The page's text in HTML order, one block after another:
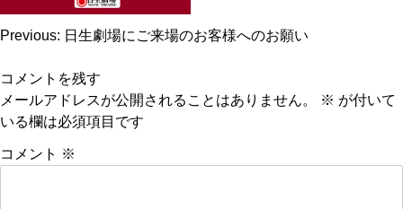
投
ナ
ビ
ゲ
Previous: 日生劇場にご来場のお客様へのお願い
コメントを残す
メールアドレスが公開されることはありません。
※ が付いて
いる欄は必須項目です
コメント ※